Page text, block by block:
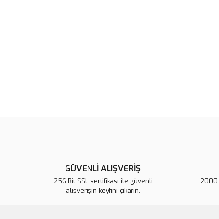
GÜVENLİ ALIŞVERİŞ
256 Bit SSL sertifikası ile güvenli
alışverişin keyfini çıkarın.
2000